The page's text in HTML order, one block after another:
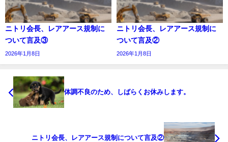
ニトリ会長、レアアース規制に
ついて言及③
2026年1月8日
ニトリ会長、レアアース規制に
ついて言及②
2026年1月8日
体調不良のため、しばらくお休みします。
ニトリ会長、レアアース規制について言及②